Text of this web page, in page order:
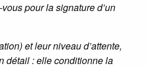
pour la signature d’un
et leur niveau d’attente,
détail : elle conditionne la